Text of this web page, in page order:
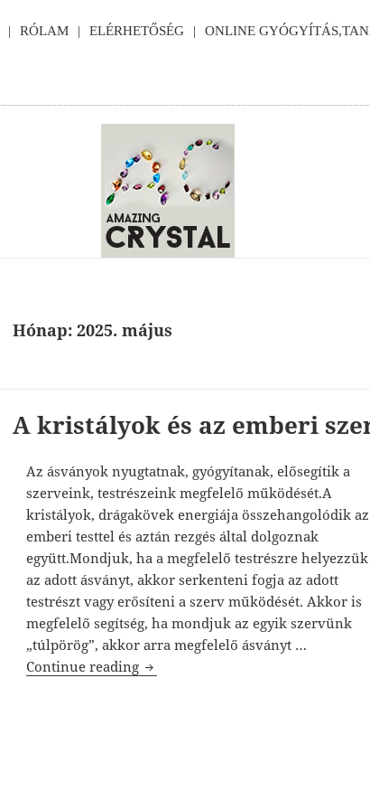
RÓLAM ELÉRHETŐSÉG ONLINE
Hónap:2025. május
A kristályok és az emberi
Az ásványok nyugtatnak, gyógyítanak, elősegítik a
szerveink, testrészeink megfelelő működését.A
kristályok, drágakövek energiája összehangolódik az
emberi testtel és aztán rezgés által dolgoznak
együtt.Mondjuk, ha a megfelelő testrészre helyezzük
az adott ásványt, akkor serkenteni fogja az adott
testrészt vagy erősíteni a szerv működését. Akkor is
megfelelő segítség, ha mondjuk az egyik szervünk
„túlpörög”, akkor arra megfelelő ásványt …
Continue reading A kristályok és az emberi szervek